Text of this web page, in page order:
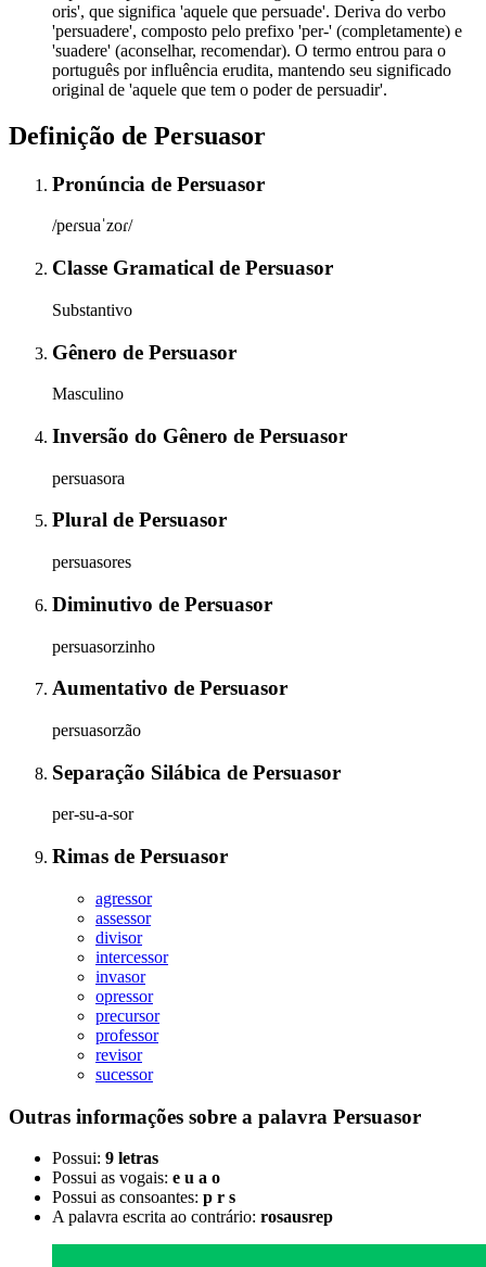
oris', que significa 'aquele que persuade'. Deriva do verbo
'persuadere', composto pelo prefixo 'per-' (completamente) e
'suadere' (aconselhar, recomendar). O termo entrou para o
português por influência erudita, mantendo seu significado
original de 'aquele que tem o poder de persuadir'.
Definição de Persuasor
Pronúncia de Persuasor
/peɾsuaˈzoɾ/
Classe Gramatical de Persuasor
Substantivo
Gênero de Persuasor
Masculino
Inversão do Gênero de Persuasor
persuasora
Plural de Persuasor
persuasores
Diminutivo de Persuasor
persuasorzinho
Aumentativo de Persuasor
persuasorzão
Separação Silábica de Persuasor
per-su-a-sor
Rimas de Persuasor
agressor
assessor
divisor
intercessor
invasor
opressor
precursor
professor
revisor
sucessor
Outras informações sobre a palavra Persuasor
Possui: 9 letras
Possui as vogais: e u a o
Possui as consoantes: p r s
A palavra escrita ao contrário: rosausrep